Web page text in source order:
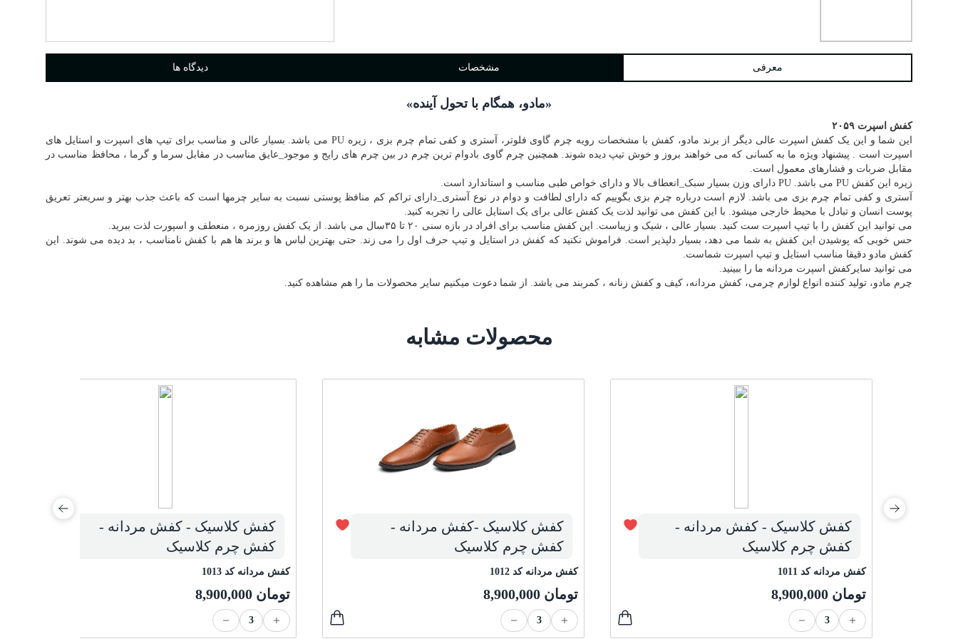
معرفی مشخصات دیدگاه ها
«مادو، همگام با تحول آینده»
کفش اسپرت ۲۰۵۹
این شما و این یک کفش اسپرت عالی دیگر از برند مادو، کفش با مشخصات رویه چرم گاوی فلوتر، آستری و کفی تمام چرم بزی ، زیره PU می باشد. بسیار عالی و مناسب برای تیپ های اسپرت و استایل های
اسپرت است . پیشنهاد ویژه ما به کسانی که می خواهند بروز و خوش تیپ دیده شوند. همچنین چرم گاوی بادوام ترین چرم در بین چرم های رایج و موجود_عایق مناسب در مقابل سرما و گرما ، محافظ مناسب در
مقابل ضربات و فشارهای معمول است.
زیره این کفش PU می باشد. PU دارای وزن بسیار سبک_انعطاف بالا و دارای خواص طبی مناسب و استاندارد است.
آستری و کفی تمام چرم بزی می باشد. لازم است درباره چرم بزی بگوییم که دارای لطافت و دوام در نوع آستری_دارای تراکم کم منافظ پوستی نسبت به سایر چرمها است که باعث جذب بهتر و سریعتر تعریق
پوست انسان و تبادل با محیط خارجی میشود. با این کفش می توانید لذت یک کفش عالی برای یک استایل عالی را تجربه کنید.
می توانید این کفش را با تیپ اسپرت ست کنید. بسیار عالی ، شیک و زیباست. این کفش مناسب برای افراد در بازه سنی ۲۰ تا ۳۵سال می باشد. از یک کفش روزمره ، منعطف و اسپورت لذت ببرید.
حس خوبی که پوشیدن این کفش به شما می دهد، بسیار دلپذیر است. فراموش نکنید که کفش در استایل و تیپ حرف اول را می زند. حتی بهترین لباس ها و برند ها هم با کفش نامناسب ، بد دیده می شوند. این
کفش مادو دقیقا مناسب استایل و تیپ اسپرت شماست.
می توانید سایر کفش اسپرت مردانه ما را ببینید.
چرم مادو، تولید کننده انواع لوازم چرمی، کفش مردانه، کیف و کفش زنانه ، کمربند می باشد. از شما دعوت میکنیم سایر محصولات ما را هم مشاهده کنید.
محصولات مشابه
کفش کلاسیک - کفش مردانه -
کفش چرم کلاسیک
کفش مردانه کد 1011
تومان
3
کفش کلاسیک -کفش مردانه -
کفش چرم کلاسیک
کفش مردانه کد 1012
تومان
3
کفش کلاسیک - کفش مردانه -
کفش چرم کلاسیک
کفش مردانه کد 1013
تومان
3